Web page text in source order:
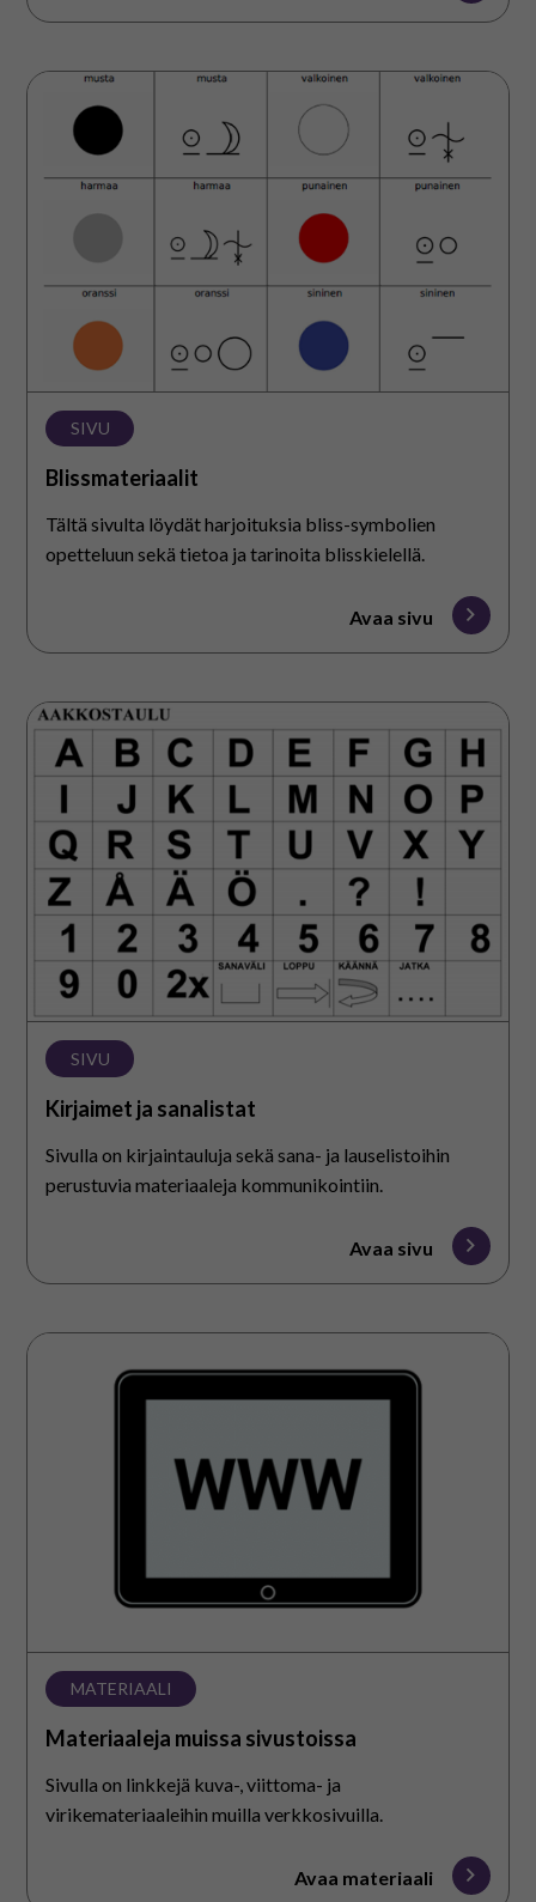
Blissmateriaalit
SIVU
Blissmateriaalit
Tältä sivulta löydät harjoituksia bliss-symbolien
opetteluun sekä tietoa ja tarinoita blisskielellä.
Avaa sivu
Kirjaimet
sanalistat
SIVU
Kirjaimet ja sanalistat
Sivulla on kirjaintauluja sekä sana- ja lauselistoihin
perustuvia materiaaleja kommunikointiin.
Avaa sivu
Materiaaleja
MATERIAALI
Materiaaleja muissa sivustoissa
Sivulla on linkkejä kuva-, viittoma- ja
virikemateriaaleihin muilla verkkosivuilla.
Avaa materiaali